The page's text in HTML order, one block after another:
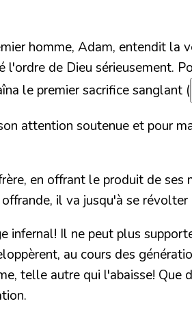
homme, Adam, entendit la
l'ordre de Dieu sérieusement.
le premier sacrificesanglant (
attention soutenue et pour
en offrant le produit de
il va jusqu'à se
infernal! Il ne peut plus
au cours des
telle autre qui l'abaisse!